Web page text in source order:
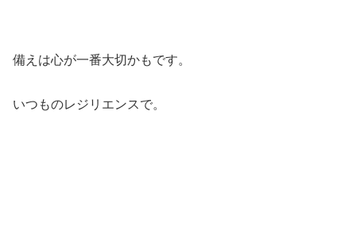
備えは心が一番大切かもです。
いつものレジリエンスで。